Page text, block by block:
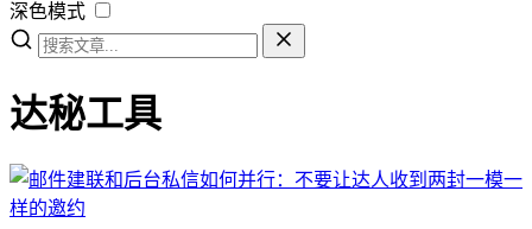
深色模式
达秘工具